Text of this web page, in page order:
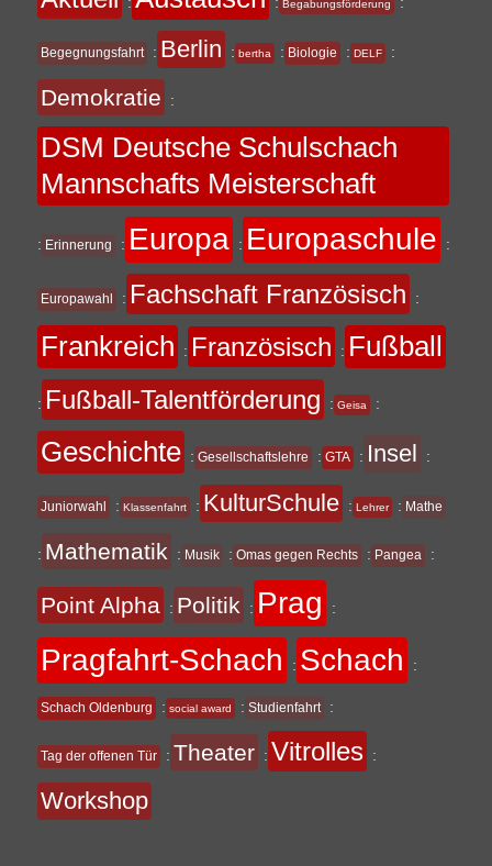
Begabungsförderung
Begegnungsfahrt : Berlin : bertha : Biologie : DELF :
Demokratie :
DSM Deutsche Schulschach
Mannschafts Meisterschaft
: Erinnerung : Europa : Europaschule :
Europawahl : Fachschaft Französisch :
Frankreich : Französisch : Fußball
: Fußball-Talentförderung : Geisa :
Geschichte : Gesellschaftslehre : GTA : Insel :
Juniorwahl : Klassenfahrt : KulturSchule : Lehrer : Mathe
: Mathematik : Musik : Omas gegen Rechts : Pangea :
Point Alpha : Politik : Prag :
Pragfahrt-Schach : Schach :
Schach Oldenburg : social award : Studienfahrt :
Tag der offenen Tür : Theater : Vitrolles :
Workshop